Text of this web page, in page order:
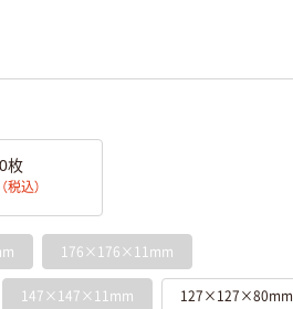
枚
（税込）
176×176×11mm
147×147×11mm 127×127×80mm